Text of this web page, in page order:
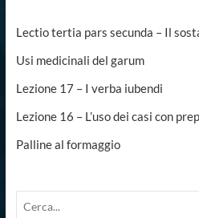
Lectio tertia pars secunda – Il
Usi medicinali del garum
Lezione 17 – I verba iubendi
Lezione 16 – L’uso dei casi con
Palline al formaggio